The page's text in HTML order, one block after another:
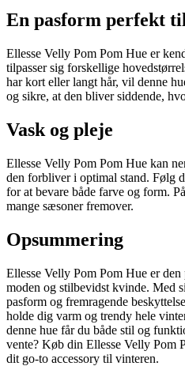
En pasform perfekt
Ellesse Velly Pom Pom Hue er
tilpasser sig forskellige
har kort eller langt hår, vil denne
og sikre, at den bliver siddende,
Vask og pleje
Ellesse Velly Pom Pom Hue kan
den forbliver i optimal stand. Følg
for at bevare både farve og form.
mange sæsoner fremover.
Opsummering
Ellesse Velly Pom Pom Hue er
moden og stilbevidst kvinde. Med
pasform og fremragende
holde dig varm og trendy hele
denne hue får du både stil og
vente? Køb din Ellesse Velly Pom
dit go-to accessory til vinteren.